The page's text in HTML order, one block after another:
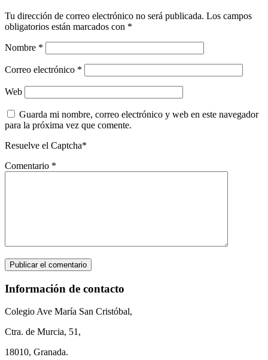
Tu dirección de correo electrónico no será publicada. Los campos
obligatorios están marcados con *
Nombre *
Correo electrónico *
Web
Guarda mi nombre, correo electrónico y web en este navegador
para la próxima vez que comente.
Resuelve el Captcha*
Comentario *
Información de contacto
Colegio Ave María San Cristóbal,
Ctra. de Murcia, 51,
18010, Granada.